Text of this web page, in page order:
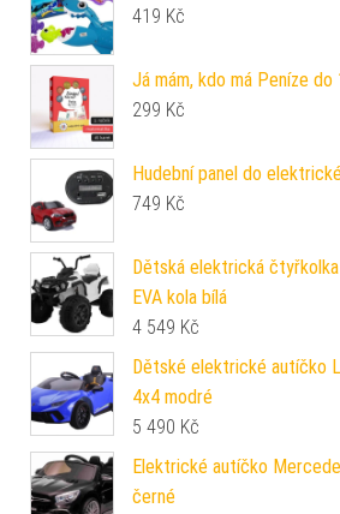
419 Kč
Já mám, kdo má Peníze do
299 Kč
Hudební panel do
749 Kč
Dětská elektrická
EVA kola bílá
4 549 Kč
Dětské elektrické autíčko
4x4 modré
5 490 Kč
Elektrické autíčko
černé